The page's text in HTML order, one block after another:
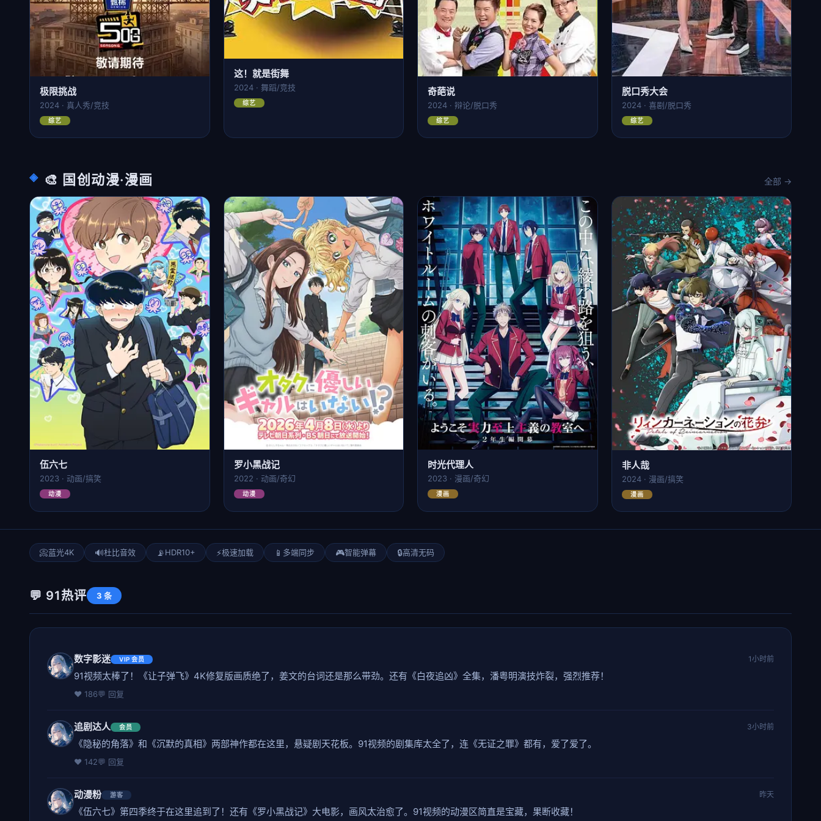
极限挑战
2024 · 真人秀/竞技
综艺
这！就是街舞
2024 · 舞蹈/竞技
综艺
奇葩说
2024 · 辩论/脱口秀
综艺
脱口秀大会
2024 · 喜剧/脱口秀
综艺
🎨 国创动漫·漫画 全部 →
伍六七
2023 · 动画/搞笑
动漫
罗小黑战记
2022 · 动画/奇幻
动漫
时光代理人
2023 · 漫画/奇幻
漫画
非人哉
2024 · 漫画/搞笑
漫画
📀蓝光4K 🔊杜比音效 📡HDR10+ ⚡极速加载 📱 多端同步 🎮智能弹幕 🔒高清无码
💬 91热评 3 条
数字影迷 VIP 会员 1小时前
91视频太棒了！《让子弹飞》4K修复版画质绝了，姜文的台词还是那么带劲。还有《白夜追凶》全集，潘粤明演技炸裂，强烈推荐！
❤️ 186💬 回复
追剧达人 会员 3小时前
《隐秘的角落》和《沉默的真相》两部神作都在这里，悬疑剧天花板。91视频的剧集库太全了，连《无证之罪》都有，爱了爱了。
❤️ 142💬 回复
动漫粉 游客 昨天
《伍六七》第四季终于在这里追到了！还有《罗小黑战记》大电影，画风太治愈了。91视频的动漫区简直是宝藏，果断收藏！